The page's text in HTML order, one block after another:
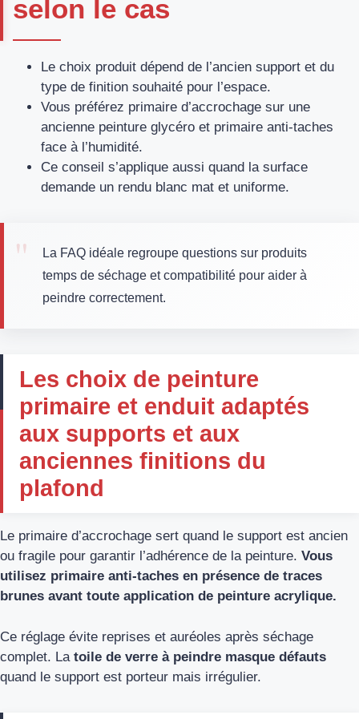
selon le cas
Le choix produit dépend de l’ancien support et du
type de finition souhaité pour l’espace.
Vous préférez primaire d’accrochage sur une
ancienne peinture glycéro et primaire anti‑taches
face à l’humidité.
Ce conseil s’applique aussi quand la surface
demande un rendu blanc mat et uniforme.
La FAQ idéale regroupe questions sur produits
temps de séchage et compatibilité pour aider à
peindre correctement.
Les choix de peinture
primaire et enduit adaptés
aux supports et aux
anciennes finitions du
plafond
Le primaire d’accrochage sert quand le support est ancien
ou fragile pour garantir l’adhérence de la peinture. Vous
utilisez primaire anti‑taches en présence de traces
brunes avant toute application de peinture acrylique.
Ce réglage évite reprises et auréoles après séchage
complet. La toile de verre à peindre masque défauts
quand le support est porteur mais irrégulier.